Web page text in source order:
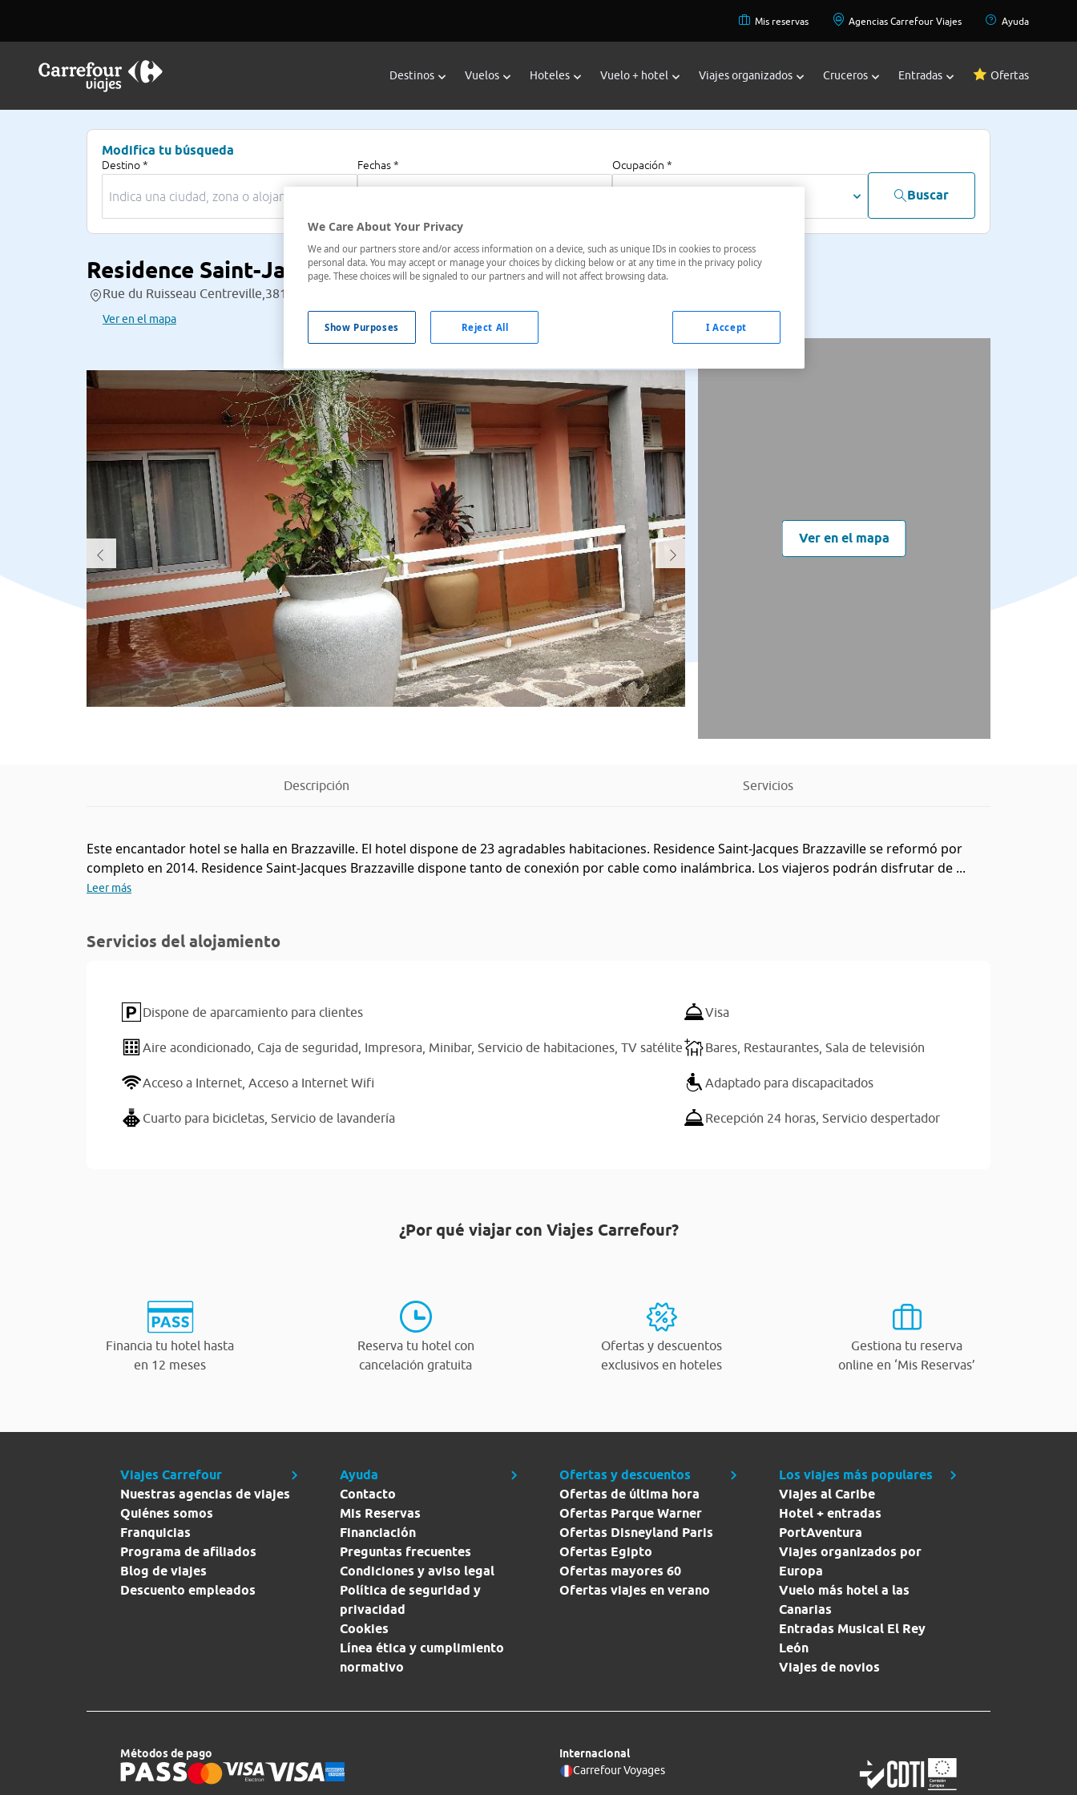
Mis reservas Agencias Carrefour Viajes Ayuda
Destinos Vuelos Hoteles Vuelo + hotel Viajes organizados Cruceros Entradas Ofertas
Modifica tu búsqueda
Destino * Fechas * Ocupación *
Buscar
Residence Saint-Jacques Brazzaville
Rue du Ruisseau Centreville,381 , Brazzaville, República Del Congo, República del Congo
Ver en el mapa
Ver en el mapa
Descripción Servicios
Este encantador hotel se halla en Brazzaville. El hotel dispone de 23 agradables habitaciones. Residence Saint-Jacques Brazzaville se reformó por
completo en 2014. Residence Saint-Jacques Brazzaville dispone tanto de conexión por cable como inalámbrica. Los viajeros podrán disfrutar de ...
Leer más
Servicios del alojamiento
Dispone de aparcamiento para clientes
Aire acondicionado, Caja de seguridad, Impresora, Minibar, Servicio de habitaciones, TV satélite
Acceso a Internet, Acceso a Internet Wifi
Cuarto para bicicletas, Servicio de lavandería
Visa
Bares, Restaurantes, Sala de televisión
Adaptado para discapacitados
Recepción 24 horas, Servicio despertador
¿Por qué viajar con Viajes Carrefour?
Financia tu hotel hasta
en 12 meses
Reserva tu hotel con
cancelación gratuita
Ofertas y descuentos
exclusivos en hoteles
Gestiona tu reserva
online en ‘Mis Reservas’
Viajes Carrefour
Nuestras agencias de viajes
Quiénes somos
Franquicias
Programa de afiliados
Blog de viajes
Descuento empleados
Ayuda
Contacto
Mis Reservas
Financiación
Preguntas frecuentes
Condiciones y aviso legal
Política de seguridad y
privacidad
Cookies
Línea ética y cumplimiento
normativo
Ofertas y descuentos
Ofertas de última hora
Ofertas Parque Warner
Ofertas Disneyland Paris
Ofertas Egipto
Ofertas mayores 60
Ofertas viajes en verano
Los viajes más populares
Viajes al Caribe
Hotel + entradas
PortAventura
Viajes organizados por
Europa
Vuelo más hotel a las
Canarias
Entradas Musical El Rey
León
Viajes de novios
Métodos de pago
Internacional
Carrefour Voyages
We Care About Your Privacy
We and our partners store and/or access information on a device, such as unique IDs in cookies to process
personal data. You may accept or manage your choices by clicking below or at any time in the privacy policy
page. These choices will be signaled to our partners and will not affect browsing data.
Show Purposes Reject All I Accept